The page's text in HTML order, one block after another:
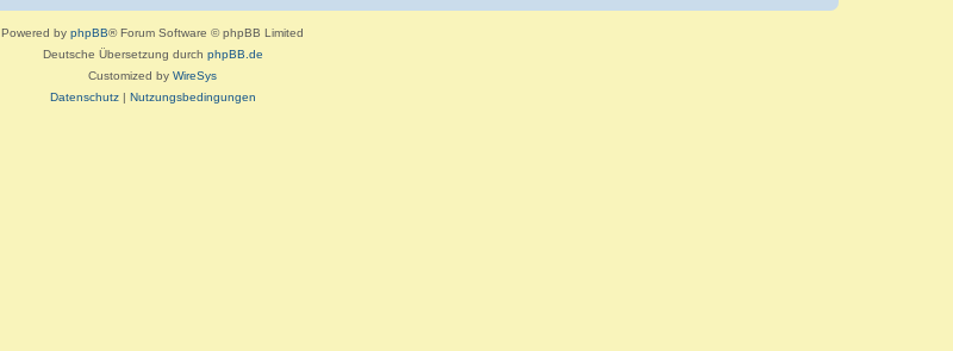
Powered by phpBB® Forum Software © phpBB Limited
Deutsche Übersetzung durch phpBB.de
Customized by WireSys
Datenschutz| Nutzungsbedingungen